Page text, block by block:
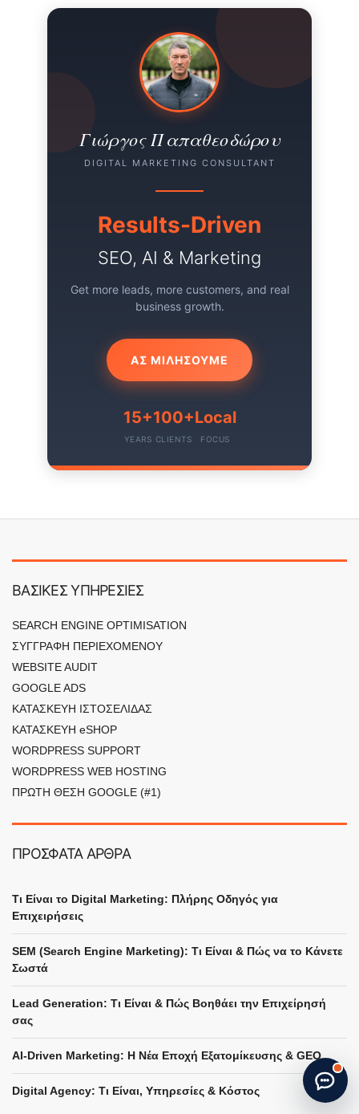
Γιώργος Παπαθεοδώρου
DIGITAL MARKETING CONSULTANT
Results-Driven
SEO, AI & Marketing
Get more leads, more customers, and real
business growth.
ΑΣ ΜΙΛΗΣΟΥΜΕ
15+
YEARS
100+
CLIENTS
Local
FOCUS
ΒΑΣΙΚΕΣ ΥΠΗΡΕΣΙΕΣ
SEARCH ENGINE OPTIMISATION
ΣΥΓΓΡΑΦΗ ΠΕΡΙΕΧΟΜΕΝΟΥ
WEBSITE AUDIT
GOOGLE ADS
ΚΑΤΑΣΚΕΥΗ ΙΣΤΟΣΕΛΙΔΑΣ
ΚΑΤΑΣΚΕΥΗ eSHOP
WORDPRESS SUPPORT
WORDPRESS WEB HOSTING
ΠΡΩΤΗ ΘΕΣΗ GOOGLE (#1)
ΠΡΟΣΦΑΤΑ ΑΡΘΡΑ
Τι Είναι το Digital Marketing: Πλήρης Οδηγός για
Επιχειρήσεις
SEM (Search Engine Marketing): Τι Είναι & Πώς να το Κάνετε
Σωστά
Lead Generation: Τι Είναι & Πώς Βοηθάει την Επιχείρησή
σας
AI-Driven Marketing: Η Νέα Εποχή Εξατομίκευσης & GEO
Digital Agency: Τι Είναι, Υπηρεσίες & Κόστος
Digital Bang AI assistant
Γεια χαρά! Είμαι ο AI βοηθός του Γιώργου
- πώς θα μπορούσα να σε βοηθήσω
σήμερα;